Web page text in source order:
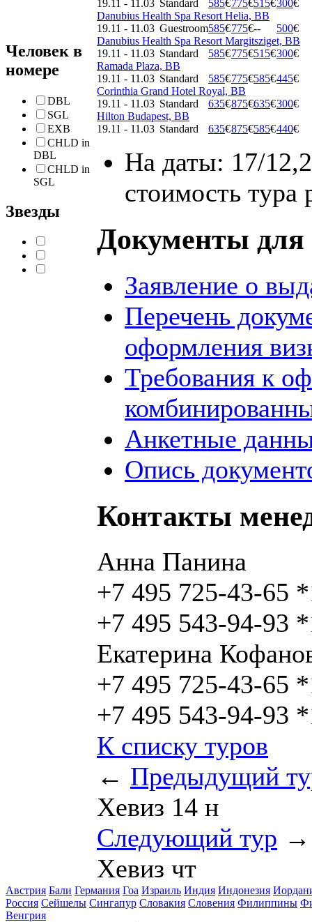
Человек в
номере
DBL
SGL
EXB
CHLD in
DBL
CHLD in
SGL
Звезды
19.11 - 11.03 Standard 585€775€515€300€
Danubius Health Spa Resort Helia, BB
19.11 - 11.03 Guestroom585€775€-- 500€
Danubius Health Spa Resort Margitsziget, BB
19.11 - 11.03 Standard 585€775€515€300€
Ramada Plaza, BB
19.11 - 11.03 Standard 585€775€585€445€
Corinthia Grand Hotel Royal, BB
19.11 - 11.03 Standard 635€875€635€300€
Hilton Budapest, BB
19.11 - 11.03 Standard 635€875€585€440€
На даты: 17/
стоимость тура
Документы
Заявление о
Перечень
оформления
Требования к
Анкетные
Опись
Контакты
Анна Панина
+7 495 725-43-65
+7 495 543-94-93
Екатерина
+7 495 725-43-65
+7 495 543-94-93
К списку туров
← Предыдущий
Хевиз 14 н
Следующий тур →
Хевиз чт
Австрия Бали Германия Гоа Израиль Индия Индонезия
Россия Сейшелы Сингапур Словакия Словения Филиппины
Венгрия